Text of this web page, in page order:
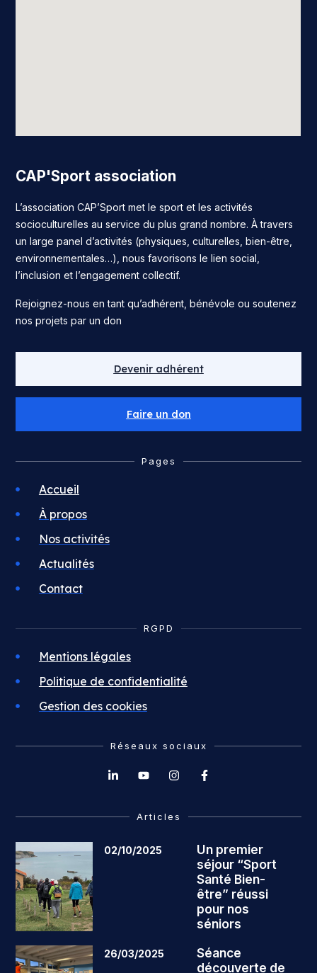
CAP'Sport association
L’association CAP’Sport met le sport et les activités
socioculturelles au service du plus grand nombre. À travers
un large panel d’activités (physiques, culturelles, bien-être,
environnementales…), nous favorisons le lien social,
l’inclusion et l’engagement collectif.
Rejoignez-nous en tant qu’adhérent, bénévole ou soutenez
nos projets par un don
Devenir adhérent
Faire un don
Pages
Accueil
À propos
Nos activités
Actualités
Contact
RGPD
Mentions légales
Politique de confidentialité
Gestion des cookies
Réseaux sociaux
Articles
02/10/2025
Un premier
séjour “Sport
Santé Bien-
être” réussi
pour nos
séniors
26/03/2025
Séance
découverte de